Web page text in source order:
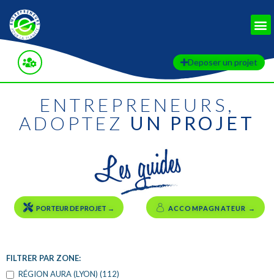
Deposer un projet
RETOUR AUX FILTRES
ENTREPRENEURS,
ADOPTEZ UN PROJET
PORTEUR DE PROJET → ACCOMPAGNATEUR →
FILTRER PAR ZONE:
RÉGION AURA (LYON) (112)